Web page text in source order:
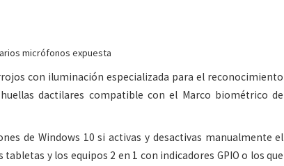
micrófonos expuesta
con iluminación especializada para el reconocimiento
dactilares compatible con el Marco biométrico de
de Windows 10 si activas y desactivas manualmente el
y los equipos 2 en 1 con indicadores GPIO o los que